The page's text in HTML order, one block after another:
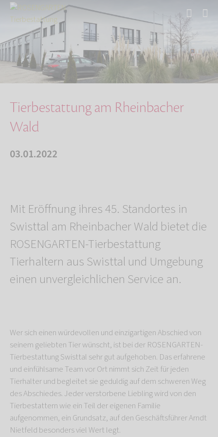
Start Über uns Aktuelles Tierbestattung am Rheinbacher Wald
Tierbestattung am Rheinbacher
Wald
03.01.2022
Mit Eröffnung ihres 45. Standortes in
Swisttal am Rheinbacher Wald bietet die
ROSENGARTEN-Tierbestattung
Tierhaltern aus Swisttal und Umgebung
einen unvergleichlichen Service an.
Wer sich einen würdevollen und einzigartigen Abschied von
seinem geliebten Tier wünscht, ist bei der ROSENGARTEN-
Tierbestattung Swisttal sehr gut aufgehoben. Das erfahrene
und einfühlsame Team vor Ort nimmt sich Zeit für jeden
Tierhalter und begleitet sie geduldig auf dem schweren Weg
des Abschiedes. Jeder verstorbene Liebling wird von den
Tierbestattern wie ein Teil der eigenen Familie
aufgenommen, ein Grundsatz, auf den Geschäftsführer Arndt
Nietfeld besonders viel Wert legt.